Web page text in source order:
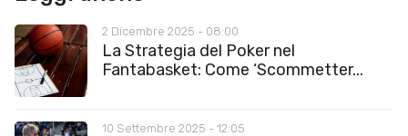
2 Dicembre 2025 - 08:00
La Strategia del Poker nel
Fantabasket: Come ‘Scommetter...
10 Settembre 2025 - 12:05